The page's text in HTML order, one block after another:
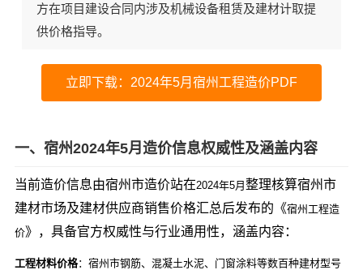
方在项目建设合同内涉及机械设备租赁及建材计取提
供价格指导。
立即下载：2024年5月宿州工程造价PDF
一、宿州2024年5月造价信息权威性及涵盖内容
当前造价信息由宿州市造价站在2024年5月 整理核算宿州市
建材市场及建材供应商销售价格汇总后发布的《宿州工程造
价》，具备官方权威性与行业通用性，涵盖内容：
工程材料价格：宿州市钢筋、混凝土水泥、门窗涂料等数百种建材型号